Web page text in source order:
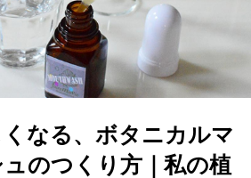
なる、ボタニカルマ
のつくり方｜私の植